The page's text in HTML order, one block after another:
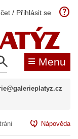
/ Přihlásit se help
≡ Menu
contact_support Nápověda